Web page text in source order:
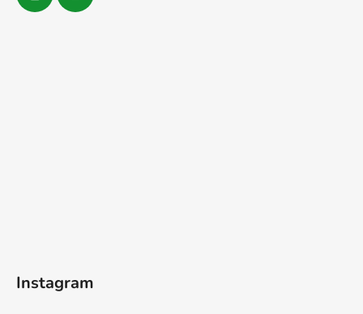
Instagram